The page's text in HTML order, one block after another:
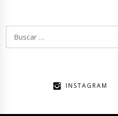
INSTAGRAM